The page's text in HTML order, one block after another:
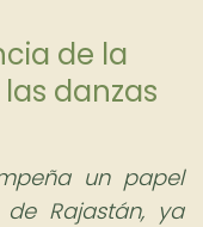
de la
danzas
un papel
Rajastán, ya